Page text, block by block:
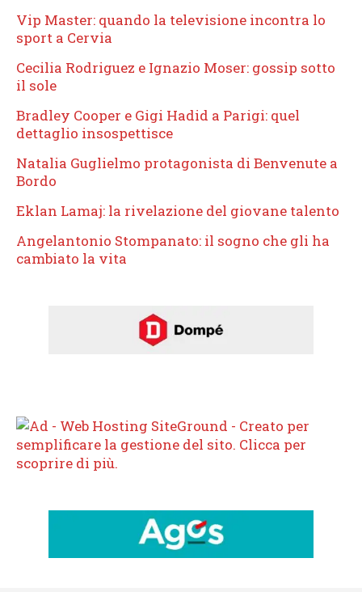
Vip Master: quando la televisione incontra lo
sport a Cervia
Cecilia Rodriguez e Ignazio Moser: gossip sotto
il sole
Bradley Cooper e Gigi Hadid a Parigi: quel
dettaglio insospettisce
Natalia Guglielmo protagonista di Benvenute a
Bordo
Eklan Lamaj: la rivelazione del giovane talento
Angelantonio Stompanato: il sogno che gli ha
cambiato la vita